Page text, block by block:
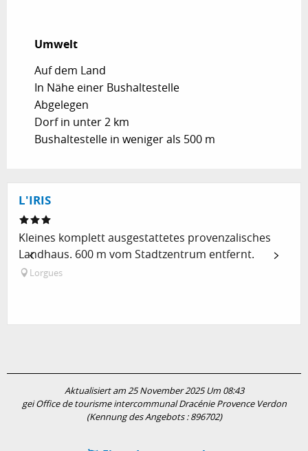
Umwelt
Umwelt
Auf dem Land
In Nähe einer Bushaltestelle
Abgelegen
Dorf in unter 2 km
Bushaltestelle in weniger als 500 m
L'IRIS
Kleines komplett ausgestattetes provenzalisches
Landhaus. 600 m vom Stadtzentrum entfernt.
Lorgues
Aktualisiert am 25 November 2025 Um 08:43
gei Office de tourisme intercommunal Dracénie Provence Verdon
(Kennung des Angebots :896702)